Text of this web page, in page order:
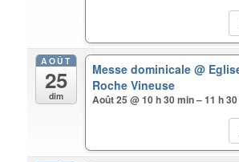
AOÛT
25
dim
Messe dominicale @
Roche Vineuse
Août 25 @ 10 h 30 min – 11 h